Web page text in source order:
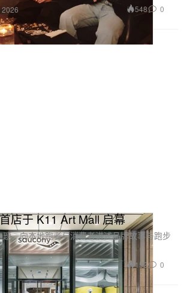
2026 548 0
店于 K11 Art Mall 启幕
，向本地跑者与消费者讲述品牌故事与跑步
152 0